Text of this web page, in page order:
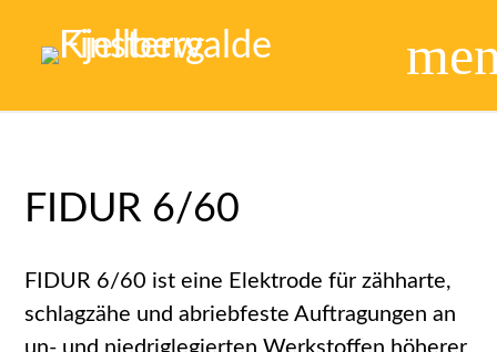
FIDUR 6/60
FIDUR 6/60 ist eine Elektrode für zähharte,
schlagzähe und abriebfeste Auftragungen an
un- und niedriglegierten Werkstoffen höherer